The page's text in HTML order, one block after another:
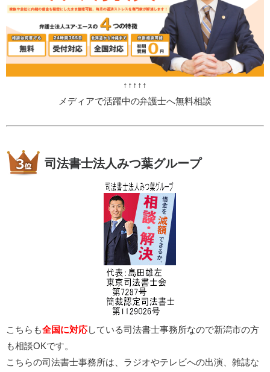
↑↑↑↑↑
メディアで活躍中の弁護士へ無料相談
司法書士法人みつ葉グループ
こちらも全国に対応している司法書士事務所なので新潟市の方
も相談OKです。
こちらの司法書士事務所は、ラジオやテレビへの出演、雑誌な